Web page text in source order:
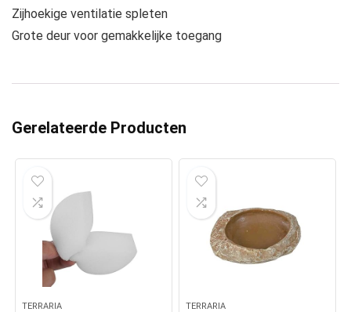
Zijhoekige ventilatie spleten
Grote deur voor gemakkelijke toegang
Gerelateerde Producten
TERRARIA TERRARIA